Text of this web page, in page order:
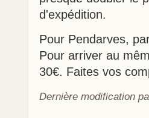
d'expédition.
Pour Pendarves,
Pour arriver au
30€. Faites vos
Dernière modification